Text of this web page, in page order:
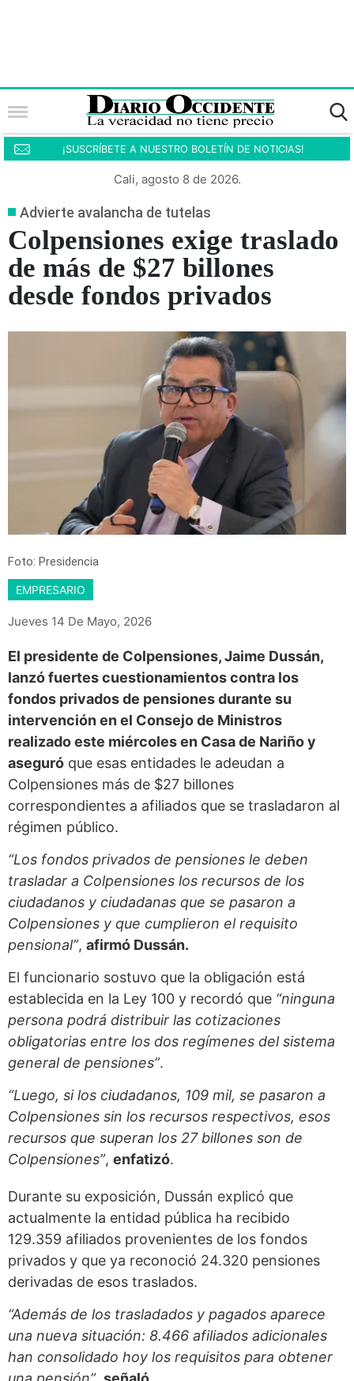
¡SUSCRÍBETE A NUESTRO BOLETÍN DE NOTICIAS!
Cali, agosto 8 de 2026.
Advierte avalancha de tutelas
Colpensiones exige traslado
de más de $27 billones
desde fondos privados
Foto: Presidencia
EMPRESARIO
Jueves 14 De Mayo, 2026
El presidente de Colpensiones, Jaime Dussán,
lanzó fuertes cuestionamientos contra los
fondos privados de pensiones durante su
intervención en el Consejo de Ministros
realizado este miércoles en Casa de Nariño y
aseguró que esas entidades le adeudan a
Colpensiones más de $27 billones
correspondientes a afiliados que se trasladaron al
régimen público.
“Los fondos privados de pensiones le deben
trasladar a Colpensiones los recursos de los
ciudadanos y ciudadanas que se pasaron a
Colpensiones y que cumplieron el requisito
pensional”, afirmó Dussán.
El funcionario sostuvo que la obligación está
establecida en la Ley 100 y recordó que “ninguna
persona podrá distribuir las cotizaciones
obligatorias entre los dos regímenes del sistema
general de pensiones”.
“Luego, si los ciudadanos, 109 mil, se pasaron a
Colpensiones sin los recursos respectivos, esos
recursos que superan los 27 billones son de
Colpensiones”, enfatizó.
Durante su exposición, Dussán explicó que
actualmente la entidad pública ha recibido
129.359 afiliados provenientes de los fondos
privados y que ya reconoció 24.320 pensiones
derivadas de esos traslados.
“Además de los trasladados y pagados aparece
una nueva situación: 8.466 afiliados adicionales
han consolidado hoy los requisitos para obtener